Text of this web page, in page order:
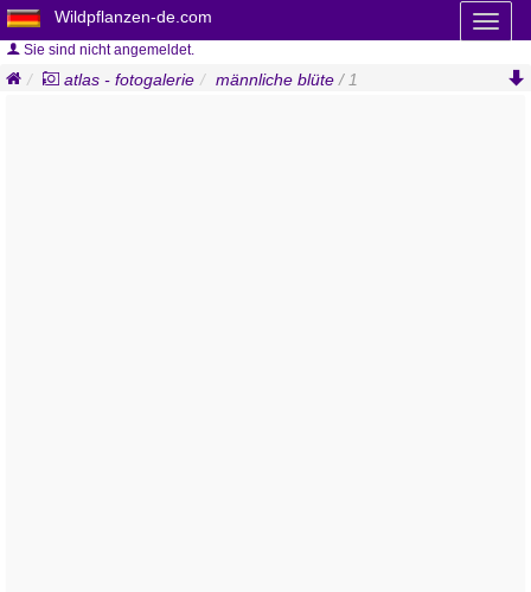
Wildpflanzen-de.com
Sie sind nicht angemeldet.
atlas - fotogalerie männliche blüte / 1